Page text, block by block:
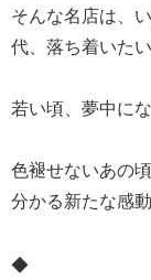
そんな名店は、
代、落ち着いた
若い頃、夢中に
色褪せないあの
分かる新たな感
◆